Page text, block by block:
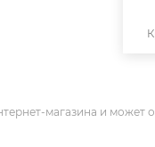
магазина и может